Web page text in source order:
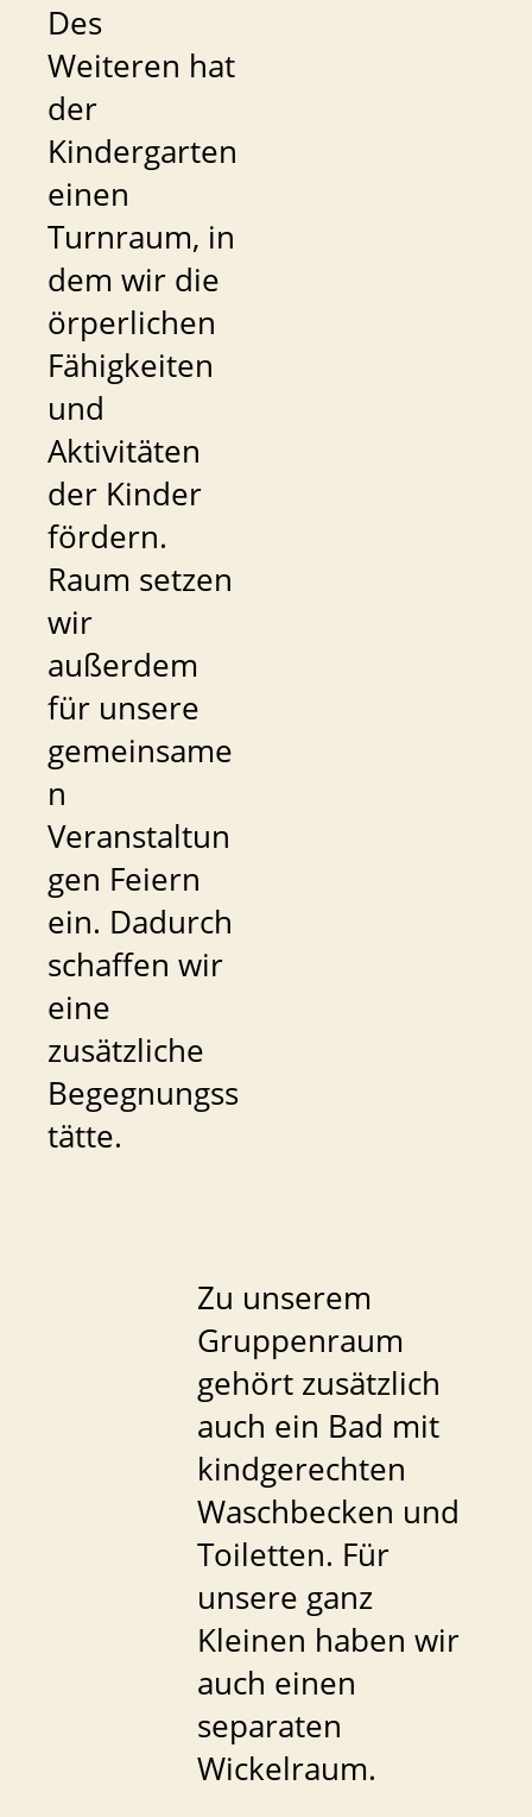
Des
Weiteren hat
der
Kindergarten
einen
Turnraum, in
dem wir die
örperlichen
Fähigkeiten
und
Aktivitäten
der Kinder
fördern.
Raum setzen
wir
außerdem
für unsere
gemeinsame
n
Veranstaltun
gen Feiern
ein. Dadurch
schaffen wir
eine
zusätzliche
Begegnungss
tätte.
Zu unserem
Gruppenraum
gehört zusätzlich
auch ein Bad mit
kindgerechten
Waschbecken und
Toiletten. Für
unsere ganz
Kleinen haben wir
auch einen
separaten
Wickelraum.